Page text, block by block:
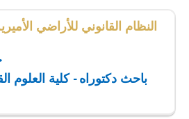
النظام القانوني للأراضي
باحث دكتوراه - كلية العلوم